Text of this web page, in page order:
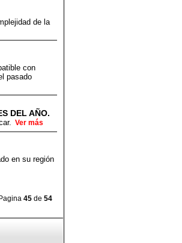
de la
con
pasado
DEL AÑO.
Ver más
en su región
Pagina 45 de 54